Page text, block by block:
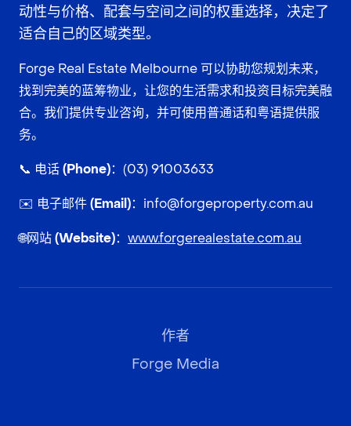
动性与价格、配套与空间之间的权重选择，决定了
适合自己的区域类型。
Forge Real Estate Melbourne 可以协助您规划未来，
找到完美的蓝筹物业，让您的生活需求和投资目标完美融
合。我们提供专业咨询，并可使用普通话和粤语提供服
务。
📞 电话 (Phone)： (03) 91003633
✉️ 电子邮件 (Email)： info@forgeproperty.com.au
🌐网站 (Website)： www.forgerealestate.com.au
作者
Forge Media